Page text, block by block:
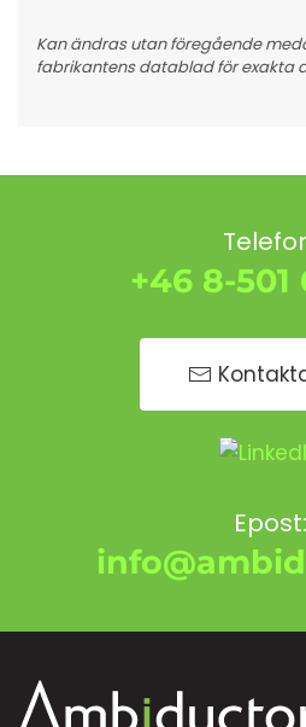
Kan ändras utan föregående
fabrikantens datablad för exakta
+46 8-501
Epost: